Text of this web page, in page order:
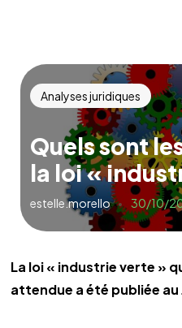
Analyses juridiques
Quels sont
la loi «
estelle.morello 30/10/
La loi « industrie verte »
attendue a été publiée au